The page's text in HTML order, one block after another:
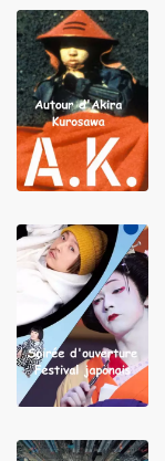
LIRE
LIRE